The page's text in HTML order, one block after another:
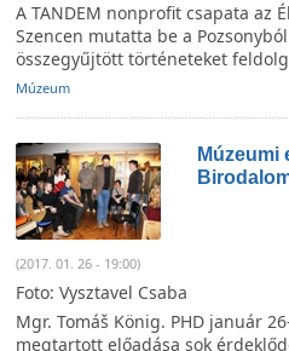
A TANDEM nonprofit csapata az
Szencen mutatta be a
összegyűjtött történeteket
Múzeum
Múzeumi
(2017. 01. 26 - 19:00)
Foto: Vysztavel Csaba
Mgr. Tomáš König. PHD január
megtartott előadása sok